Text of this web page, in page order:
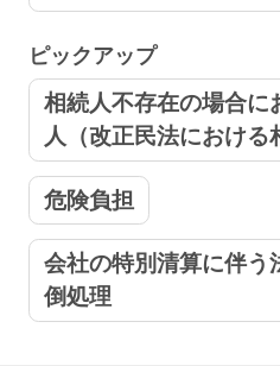
ピックアップ
相続人不存在の場合に
人（改正民法における
危険負担
会社の特別清算に伴う
倒処理